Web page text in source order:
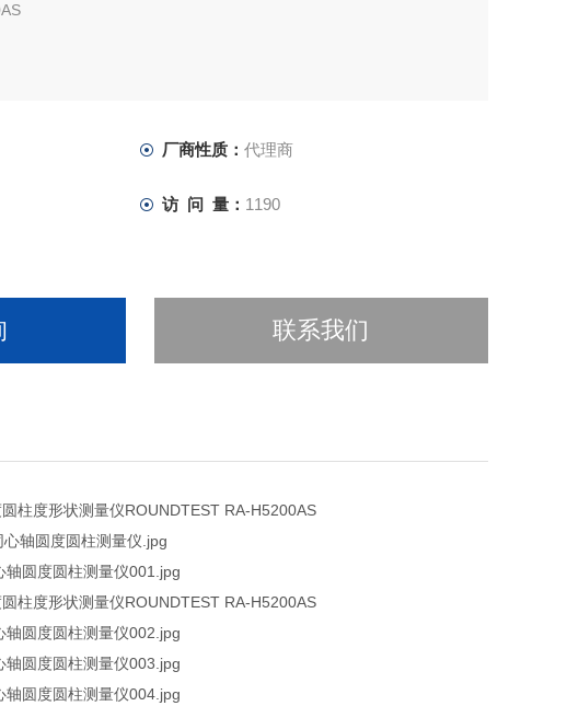
厂商性质： 代理商
访 问 量： 1190
联系我们
柱度形状测量仪ROUNDTEST RA-H5200AS
柱度形状测量仪ROUNDTEST RA-H5200AS